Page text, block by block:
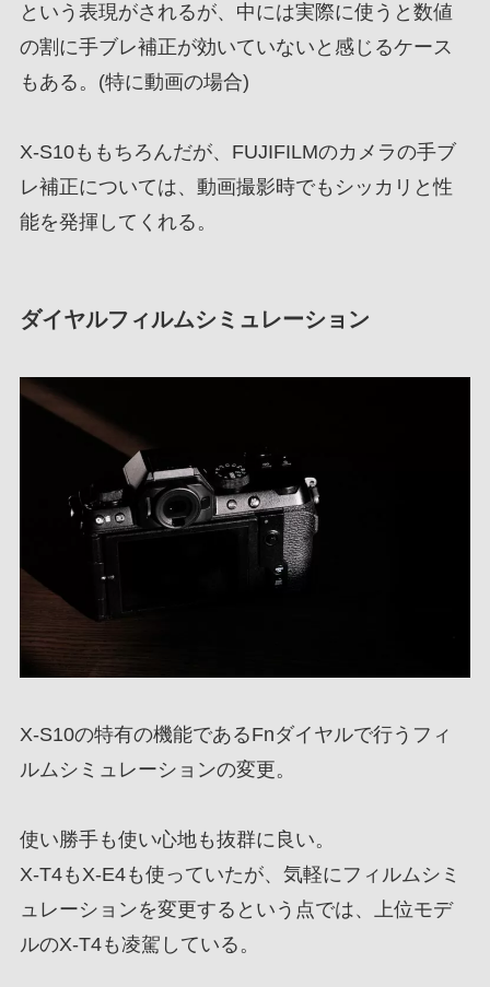
という表現がされるが、中には実際に使うと数値
の割に手ブレ補正が効いていないと感じるケース
もある。(特に動画の場合)
X-S10ももちろんだが、FUJIFILMのカメラの手ブ
レ補正については、動画撮影時でもシッカリと性
能を発揮してくれる。
ダイヤルフィルムシミュレーション
X-S10の特有の機能であるFnダイヤルで行うフィ
ルムシミュレーションの変更。
使い勝手も使い心地も抜群に良い。
X-T4もX-E4も使っていたが、気軽にフィルムシミ
ュレーションを変更するという点では、上位モデ
ルのX-T4も凌駕している。